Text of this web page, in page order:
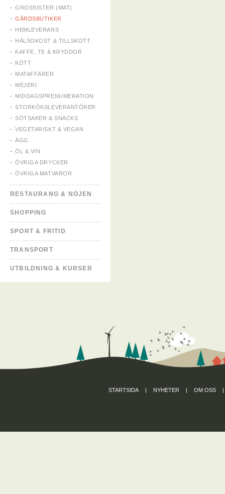
GROSSISTER (MAT)
GÅRDSBUTIKER
HEMLEVERANS
HÄLSOKOST & TILLSKOTT
KAFFE, TE & KRYDDOR
KÖTT
MATAFFÄRER
MEJERI
MIDDAGSPRENUMERATION
STORKÖKSLEVERANTÖRER
SÖTSAKER & SNACKS
VEGETARISKT & VEGAN
ÄGG
ÖL & VIN
ÖVRIGA DRYCKER
ÖVRIGA MATVAROR
RESTAURANG & NÖJEN
SHOPPING
SPORT & FRITID
TRANSPORT
UTBILDNING & KURSER
STARTSIDA | NYHETER | OM OSS |